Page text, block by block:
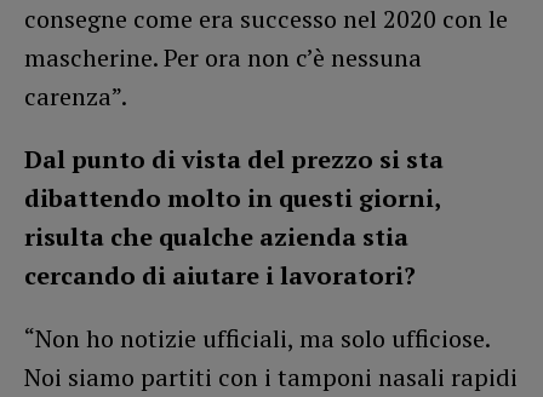
consegne come era successo nel 2020 con le
mascherine. Per ora non c’è nessuna
carenza”.
Dal punto di vista del prezzo si sta
dibattendo molto in questi giorni,
risulta che qualche azienda stia
cercando di aiutare i lavoratori?
“Non ho notizie ufficiali, ma solo ufficiose.
Noi siamo partiti con i tamponi nasali rapidi